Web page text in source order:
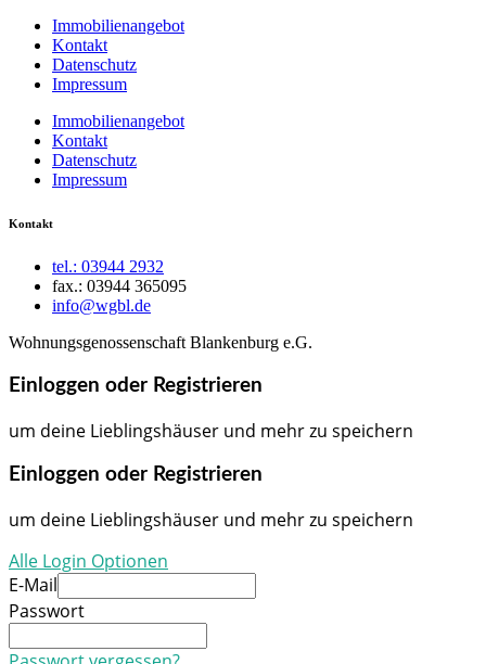
Immobilienangebot
Kontakt
Datenschutz
Impressum
Immobilienangebot
Kontakt
Datenschutz
Impressum
Kontakt
tel.: 03944 2932
fax.: 03944 365095
info@wgbl.de
Wohnungsgenossenschaft Blankenburg e.G.
Einloggen oder Registrieren
um deine Lieblingshäuser und mehr zu speichern
Einloggen oder Registrieren
um deine Lieblingshäuser und mehr zu speichern
Alle Login Optionen
E-Mail
Passwort